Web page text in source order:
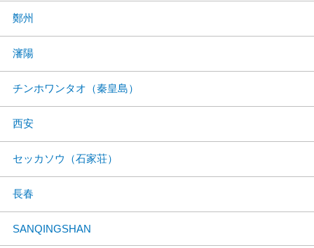
鄭州
瀋陽
チンホワンタオ（秦皇島）
西安
セッカソウ（石家荘）
長春
SANQINGSHAN